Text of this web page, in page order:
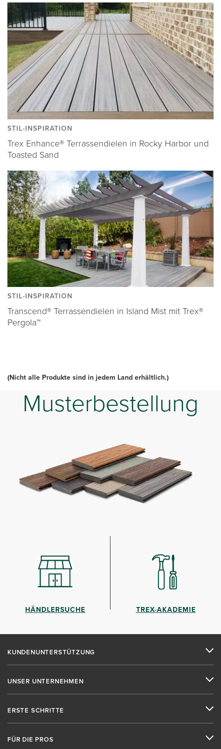
STIL-INSPIRATION
Trex Enhance® Terrassendielen in Rocky Harbor und
Toasted Sand
STIL-INSPIRATION
Transcend® Terrassendielen in Island Mist mit Trex®
Pergola™
(Nicht alle Produkte sind in jedem Land erhältlich.)
Musterbestellung
HÄNDLERSUCHE TREX-AKADEMIE
KUNDENUNTERSTÜTZUNG
UNSER UNTERNEHMEN
ERSTE SCHRITTE
FÜR DIE PROS